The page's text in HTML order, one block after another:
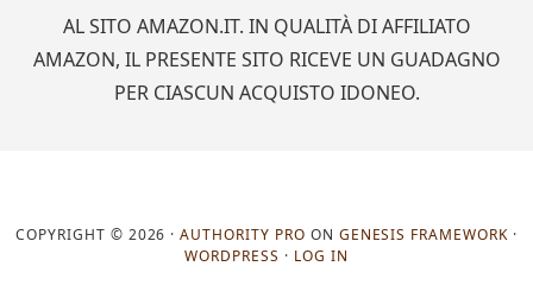
AL SITO AMAZON.IT. IN QUALITÀ DI AFFILIATO
AMAZON, IL PRESENTE SITO RICEVE UN GUADAGNO
PER CIASCUN ACQUISTO IDONEO.
COPYRIGHT © 2026 ·AUTHORITY PRO ON GENESIS FRAMEWORK·
WORDPRESS · LOG IN